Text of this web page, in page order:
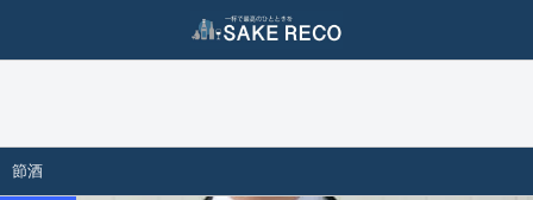
節酒